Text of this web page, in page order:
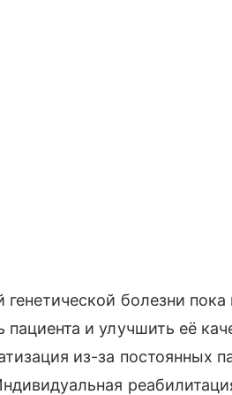
генетической болезни
пациента и улучшить её
из-за постоянных